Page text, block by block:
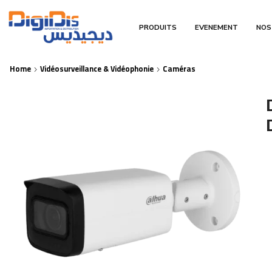
PRODUITS EVENEMENT
Home Vidéosurveillance & Vidéophonie Caméras